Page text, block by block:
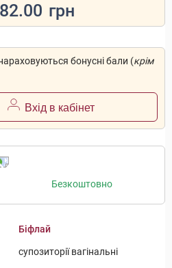
грн
бонусні бали (крім
Вхід в кабінет
Безкоштовно
Біфлай
супозиторії вагінальні